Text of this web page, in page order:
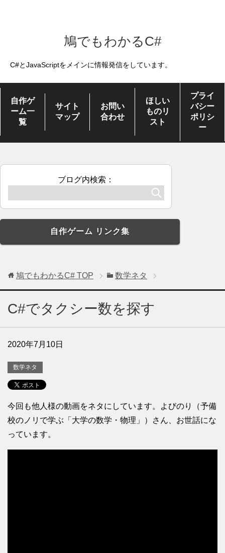
鳩でもわかるC#
C#とJavaScriptをメインに情報発信をしています。
自作ゲ
ーム一
覧
サイト
マップ
お問い
合わせ
ほしい
ものリ
スト
プライ
バシー
ポリシ
ー
ブログ内検索：
自作ゲーム リンク集
鳩でもわかるC# TOP 数学ネタ
C#でタクシー数を探す
2020年7月10日
数学ネタ
今回も他人様の動画をネタにしています。よびのり（予備
校のノリで学ぶ「大学の数学・物理」）さん、お世話にな
っています。